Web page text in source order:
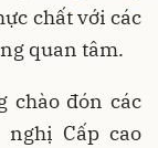
chất với các
quan tâm.
chào đón các
Cấp cao